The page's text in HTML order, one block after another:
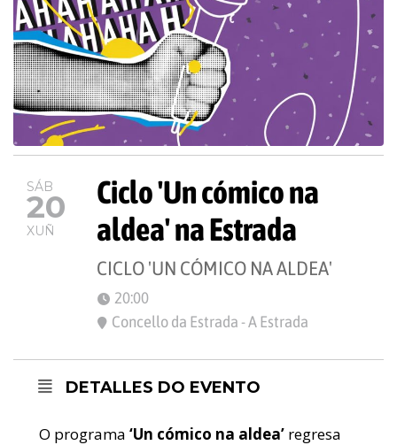
SÁB
20
XUÑ
Ciclo 'Un cómico na
aldea' na Estrada
CICLO 'UN CÓMICO NA ALDEA'
20:00
Concello da Estrada - A Estrada
DETALLES DO EVENTO
O programa ‘Un cómico na aldea’ regresa